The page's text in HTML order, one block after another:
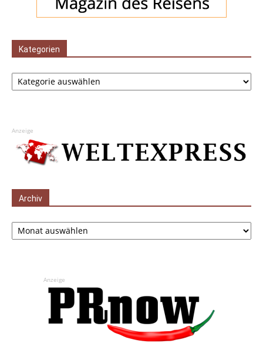
Kategorien
Kategorien
Anzeige
Archiv
Archiv
Anzeige